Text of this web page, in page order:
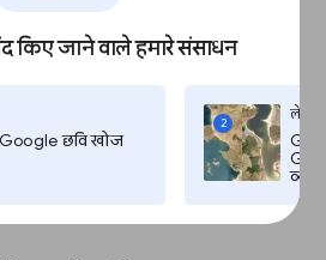
किए जाने वाले हमारे संसाधन
Google छवि खोज
2
लेसन
से होने वाले औसत रेवेन्यू (एआरपीयू)
के लिए ऑडियंस पर सर्वे करें: "अगर
चुकाने के लिए तैयार हैं?”